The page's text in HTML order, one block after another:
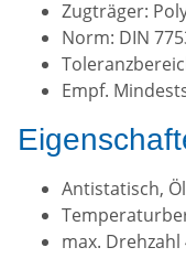
Zugträger:
Norm: DIN
Empf.
Antistatisch,
max. Drehzahl